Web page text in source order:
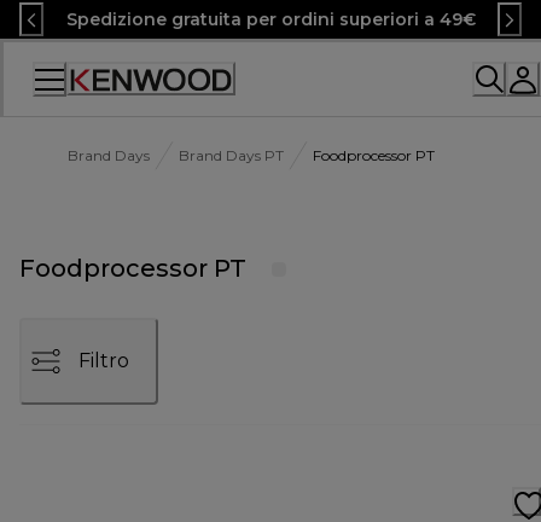
Skip
to
Content
Spedizione gratuita per ordini superiori a 49€
Accessibility
Brand Days Brand Days PT Foodprocessor PT
Foodprocessor PT
Filtro